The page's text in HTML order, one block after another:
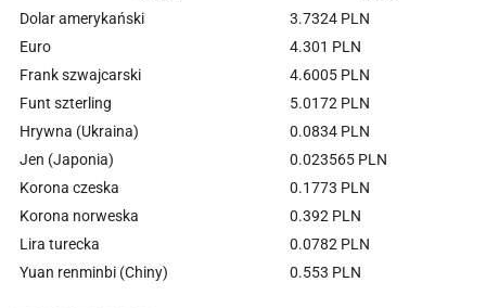
Dolar amerykański
3.7324 PLN
Euro
4.301 PLN
Frank szwajcarski
4.6005 PLN
Funt szterling
5.0172 PLN
Hrywna (Ukraina)
0.0834 PLN
Jen (Japonia)
0.023565 PLN
Korona czeska
0.1773 PLN
Korona norweska
0.392 PLN
Lira turecka
0.0782 PLN
Yuan renminbi (Chiny)
0.553 PLN